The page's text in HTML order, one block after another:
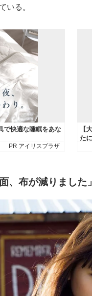
いる。
、布が減りました」